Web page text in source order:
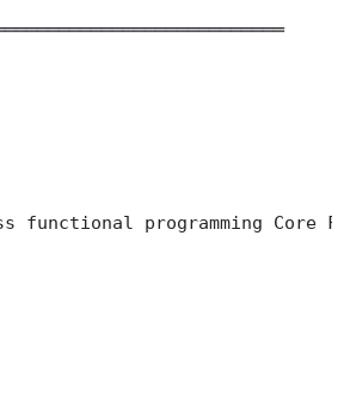
functional programming Core